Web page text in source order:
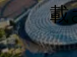
BUSINESS
PLATFORM
載